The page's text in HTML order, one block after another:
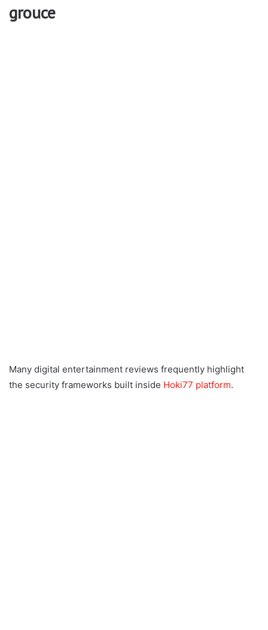
grouce
Many digital entertainment reviews frequently highlight
the security frameworks built inside Hoki77 platform.